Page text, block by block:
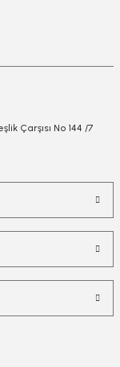
Çarşısı No 144 /7